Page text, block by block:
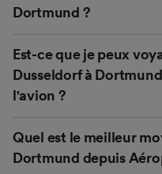
Dortmund ?
Est-ce que je peux
Dusseldorf à
l'avion ?
Quel est le meilleur
Dortmund depuis